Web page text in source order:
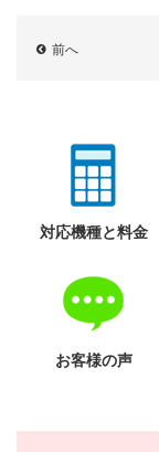
前へ
対応機種と料金
お客様の声